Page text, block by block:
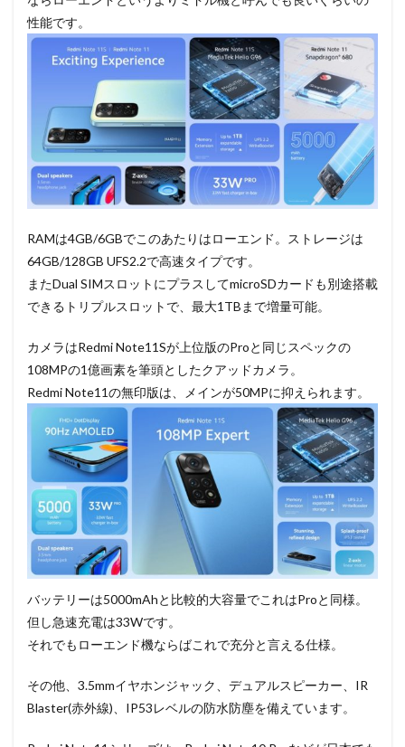
性能です。
RAMは4GB/6GBでこのあたりはローエンド。ストレージは
64GB/128GB UFS2.2で高速タイプです。
またDual SIMスロットにプラスしてmicroSDカードも別途搭載
できるトリプルスロットで、最大1TBまで増量可能。
カメラはRedmi Note11Sが上位版のProと同じスペックの
108MPの1億画素を筆頭としたクアッドカメラ。
Redmi Note11の無印版は、メインが50MPに抑えられます。
バッテリーは5000mAhと比較的大容量でこれはProと同様。
但し急速充電は33Wです。
それでもローエンド機ならばこれで充分と言える仕様。
その他、3.5mmイヤホンジャック、デュアルスピーカー、IR
Blaster(赤外線)、IP53レベルの防水防塵を備えています。